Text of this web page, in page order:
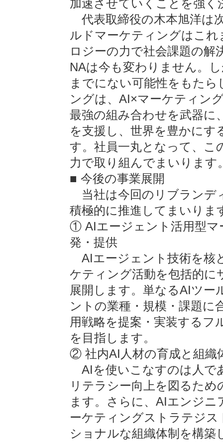
加速させていくことを強く
代表取締役の木本旭洋は
ルドマーケティングはこ
ロジーの力で社会課題の
NAは今も変わりません。
までにない可能性をもた
ングは、AI×マーケティン
最強の組み合わせを武器に
を支援し、世界を豊かにす
す。社員一丸となって、こ
力で取り組んでまいります
■ 今後の事業展開
当社は今回のリブランデ
積極的に推進してまいりま
① AIエージェント活用型マ
発・提供
AIエージェント技術を核
ケティング活動を包括的に
展開します。単なるAIツ
ントの業種・規模・課題
用戦略を提案・実装する
を目指します。
② 社内AI人材の育成と組織
AIを使いこなすのは人で
リテラシー向上を図るた
ます。さらに、AIエンジ
ーケティングストラテジ
ショナルな組織体制を構築